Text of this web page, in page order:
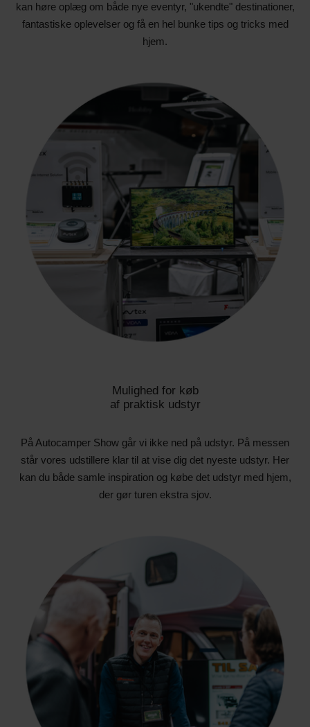
kan høre oplæg om både nye eventyr, "ukendte" destinationer,
fantastiske oplevelser og få en hel bunke tips og tricks med
hjem.
Mulighed for køb
af praktisk udstyr
På Autocamper Show går vi ikke ned på udstyr. På messen
står vores udstillere klar til at vise dig det nyeste udstyr. Her
kan du både samle inspiration og købe det udstyr med hjem,
der gør turen ekstra sjov.